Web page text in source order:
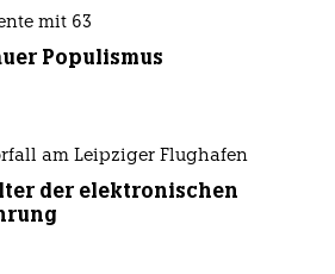
mit 63
Populismus
am Leipziger Flughafen
der elektronischen